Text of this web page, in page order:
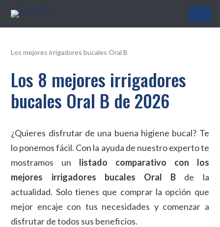
Salud10.top
Los mejores irrigadores bucales Oral B
Los 8 mejores irrigadores
bucales Oral B de 2026
¿Quieres disfrutar de una buena higiene bucal? Te
lo ponemos fácil. Con la ayuda de nuestro experto te
mostramos un listado comparativo con los
mejores irrigadores bucales Oral B de la
actualidad. Solo tienes que comprar la opción que
mejor encaje con tus necesidades y comenzar a
disfrutar de todos sus beneficios.